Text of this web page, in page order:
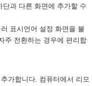
단과 다른 화면에 추가할 수
표시언어 설정 화면을 불
주 전환하는 경우에 편리합
가합니다. 컴퓨터에서 리모